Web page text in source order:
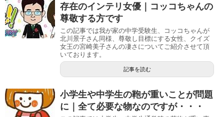
存在のインテリ女優｜コッコちゃんの
尊敬する方です
この記事では我が家の中学受験生、コッコちゃんが
北川景子さん同様、尊敬し目標にする女性、クイズ
女王の宮崎美子さんの凄さについてご紹介させて頂
いております。
記事を読む
小学生や中学生の鞄が重いことが問題
に｜全て必要な物なのですが・・・